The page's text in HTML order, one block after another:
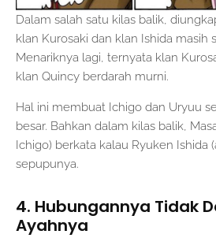
Dalam salah satu kilas balik,
klan Kurosaki dan klan Ishida masih
Menariknya lagi, ternyata klan
klan Quincy berdarah murni.
Hal ini membuat Ichigo dan Uryuu
besar. Bahkan dalam kilas balik,
Ichigo) berkata kalau Ryuken Ishida
sepupunya.
4. Hubungannya Tidak
Ayahnya